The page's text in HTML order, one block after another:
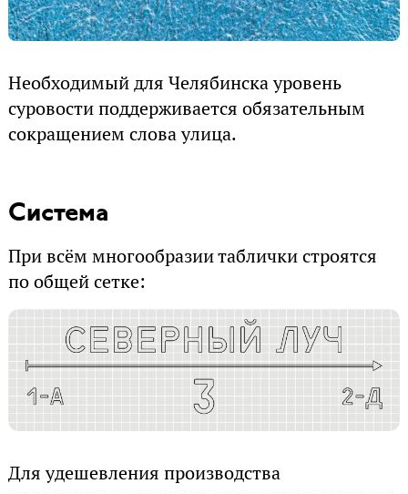
Необходимый для Челябинска уровень
суровости поддерживается обязательным
сокращением слова улица.
Система
При всём многообразии таблички строятся
по общей сетке:
Для удешевления производства